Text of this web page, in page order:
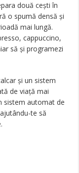
două cești în
o spumă densă și
mai lungă.
cappuccino,
să și programezi
și un sistem
de viață mai
sistem automat de
te să